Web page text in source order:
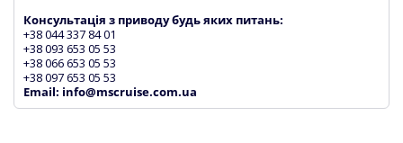
Консультація з приводу будь яких питань:
+38 044 337 84 01
+38 093 653 05 53
+38 066 653 05 53
+38 097 653 05 53
Email: info@mscruise.com.ua